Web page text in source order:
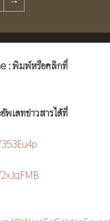
: พิมพ์หรือคลิกที่
พเดทข่าวสารได้ที่